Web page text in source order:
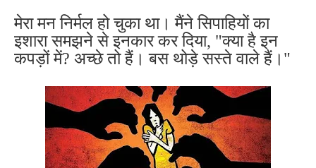
मेरा मन निर्मल हो चुका था। मैंने सिपाहियों का
इशारा समझने से इनकार कर दिया, "क्या है इन
कपड़ों में? अच्छे तो हैं। बस थोड़े सस्ते वाले हैं।"